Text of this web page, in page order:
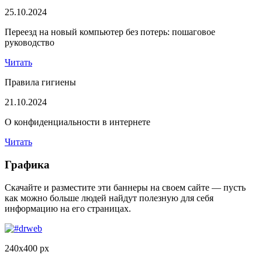
25.10.2024
Переезд на новый компьютер без потерь: пошаговое
руководство
Читать
Правила гигиены
21.10.2024
О конфиденциальности в интернете
Читать
Графика
Скачайте и разместите эти баннеры на своем сайте — пусть
как можно больше людей найдут полезную для себя
информацию на его страницах.
240x400 px